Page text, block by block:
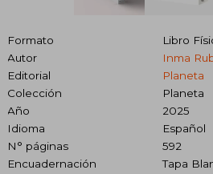
Formato
Libro
Autor
Inma
Editorial
Planeta
Colección
Planeta
Año
2025
Idioma
Español
N° páginas
592
Encuadernación
Tapa